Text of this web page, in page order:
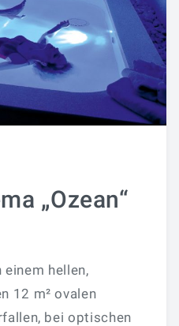
„Ozean“
einem hellen,
12 m² ovalen
bei optischen